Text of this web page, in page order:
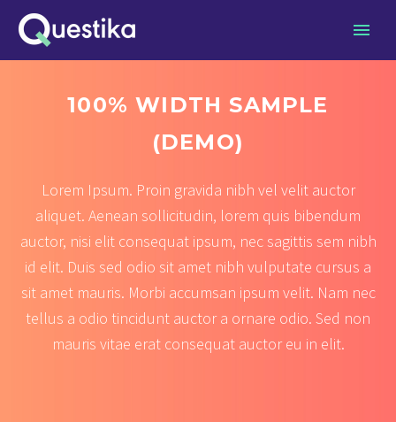
100% WIDTH SAMPLE
(DEMO)
Lorem Ipsum. Proin gravida nibh vel velit auctor
aliquet. Aenean sollicitudin, lorem quis bibendum
auctor, nisi elit consequat ipsum, nec sagittis sem nibh
id elit. Duis sed odio sit amet nibh vulputate cursus a
sit amet mauris. Morbi accumsan ipsum velit. Nam nec
tellus a odio tincidunt auctor a ornare odio. Sed non
mauris vitae erat consequat auctor eu in elit.